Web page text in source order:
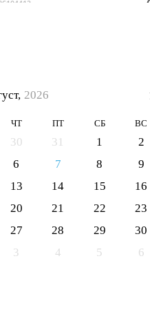
2026
ЧТ ПТ СБ ВС
30 31 1
2
6 7 8
9
13 14 15
16
20 21 22
23
27 28 29
30
3 4 5 6